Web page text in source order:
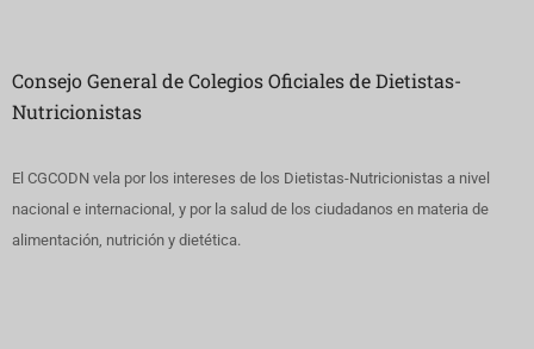
Consejo General de Colegios Oficiales de Dietistas-
Nutricionistas
El CGCODN vela por los intereses de los Dietistas-Nutricionistas a nivel
nacional e internacional, y por la salud de los ciudadanos en materia de
alimentación, nutrición y dietética.